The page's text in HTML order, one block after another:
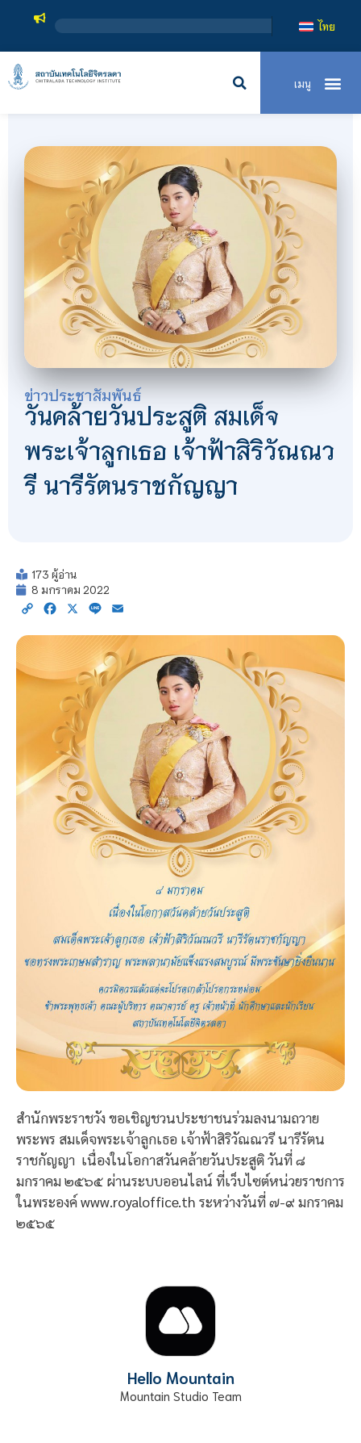
สถาบันเทคโนโลยีจิตรลด
ไทย
ข่าวประชาสัมพันธ์
วันคล้ายวันประสูติ สมเด็จ
พระเจ้าลูกเธอ เจ้าฟ้าสิริวัณณว
รี นารีรัตนราชกัญญา
173 ผู้อ่าน
8 มกราคม 2022
Copy Facebook
X Line
สำนักพระราชวัง ขอเชิญชวนประชาชนร่วมลงนามถวาย
พระพร สมเด็จพระเจ้าลูกเธอ เจ้าฟ้าสิริวัณณวรี นารีรัตน
ราชกัญญา เนื่องในโอกาสวันคล้ายวันประสูติ วันที่ ๘
มกราคม ๒๕๖๕ ผ่านระบบออนไลน์ ที่เว็บไซต์หน่วยราชการ
ในพระองค์www.royaloffice.th ระหว่างวันที่ ๗-๙ มกราคม
๒๕๖๕
Hello Mountain
Mountain Studio Team